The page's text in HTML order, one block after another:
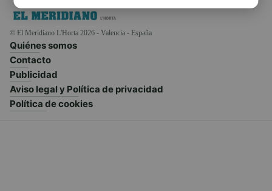
© El Meridiano L'Horta 2026 - Valencia - España
Quiénes somos
Contacto
Publicidad
Aviso legal y Política de privacidad
Política de cookies